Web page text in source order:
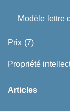
Modèle lettre
Prix (7)
Propriété
Articles